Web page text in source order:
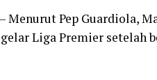
– Menurut Pep Guardiola,
Liga Premier setelah